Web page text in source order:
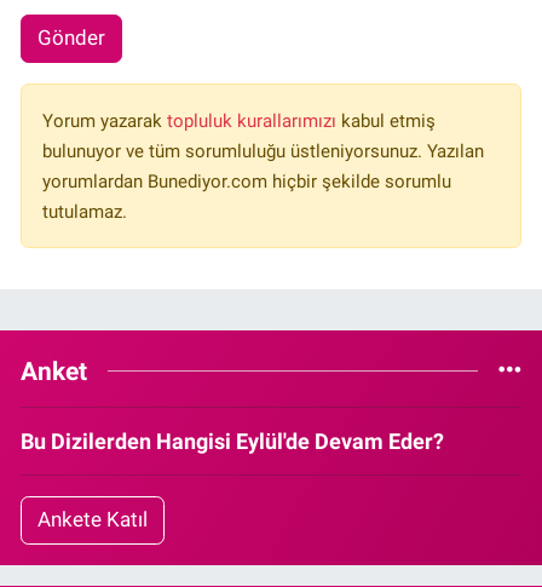
Gönder
Yorum yazarak topluluk kurallarımızı kabul etmiş
bulunuyor ve tüm sorumluluğu üstleniyorsunuz. Yazılan
yorumlardan Bunediyor.com hiçbir şekilde sorumlu
tutulamaz.
Anket
Bu Dizilerden Hangisi Eylül'de Devam Eder?
Ankete Katıl